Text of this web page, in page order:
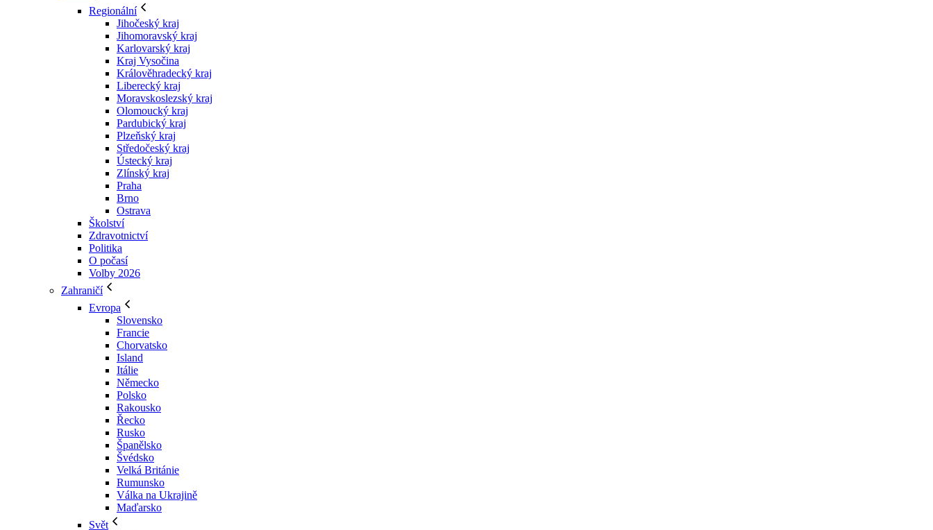
Regionální
Jihočeský kraj
Jihomoravský kraj
Karlovarský kraj
Kraj Vysočina
Králověhradecký kraj
Liberecký kraj
Moravskoslezský kraj
Olomoucký kraj
Pardubický kraj
Plzeňský kraj
Středočeský kraj
Ústecký kraj
Zlínský kraj
Praha
Brno
Ostrava
Školství
Zdravotnictví
Politika
O počasí
Volby 2026
Zahraničí
Evropa
Slovensko
Francie
Chorvatsko
Island
Itálie
Německo
Polsko
Rakousko
Řecko
Rusko
Španělsko
Švédsko
Velká Británie
Rumunsko
Válka na Ukrajině
Maďarsko
Svět